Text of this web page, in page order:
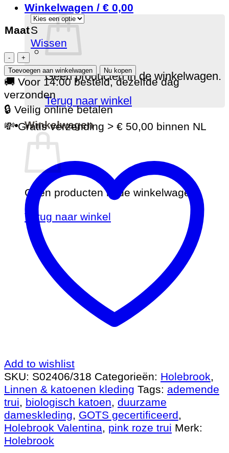
Winkelwagen / € 0,00
Geen producten in de winkelwagen.
Terug naar winkel
Winkelwagen
Geen producten in de winkelwagen.
Terug naar winkel
MaatS
Wissen
Holebrook
damestrui
Valentina
-
Dusty
Pink
aantal
Toevoegen aan winkelwagen Nu kopen
🚚 Voor 14:00 besteld, dezelfde dag
verzonden
🔒 Veilig online betalen
💸 Gratis verzending > € 50,00 binnen NL
Add to wishlist
SKU: S02406/318 Categorieën: Holebrook,
Linnen & katoenen kleding Tags: ademende
trui, biologisch katoen, duurzame
dameskleding, GOTS gecertificeerd,
Holebrook Valentina, pink roze trui Merk:
Holebrook